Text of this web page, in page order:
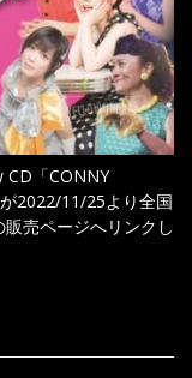
CD「CONNY
2022/11/25より全国
売ページへリンクし